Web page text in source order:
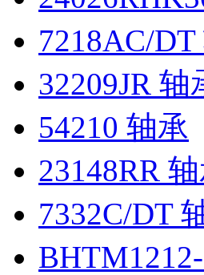
7218AC/DT
32209JR 轴
54210 轴承
23148RR
7332C/DT